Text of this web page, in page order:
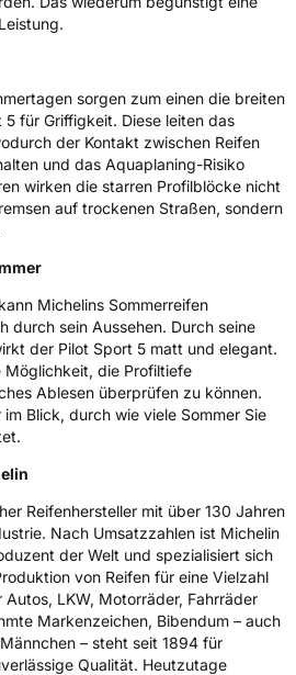
(GPSR)
FRANCAISE DES
MICHELIN, place des
Déchaux 23 63000 Clermont-
Frankreich, contact@tc.michelin.eu
sorgen zum einen die breiten
5 für Griffigkeit. Diese leiten das
der Kontakt zwischen Reifen
und das Aquaplaning-Risiko
wirken die starren Profilblöcke nicht
auf trockenen Straßen, sondern
Michelins Sommerreifen
durch sein Aussehen. Durch seine
der Pilot Sport 5 matt und elegant.
die Profiltiefe
Ablesen überprüfen zu können.
Blick, durch wie viele Sommer Sie
Reifenhersteller mit über 130 Jahren
Nach Umsatzzahlen ist Michelin
der Welt und spezialisiert sich
von Reifen für eine Vielzahl
LKW, Motorräder, Fahrräder
Markenzeichen, Bibendum – auch
– steht seit 1894 für
Qualität. Heutzutage